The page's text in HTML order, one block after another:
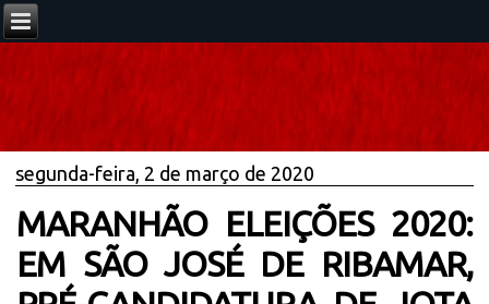
segunda-feira, 2 de março de 2020
MARANHÃO ELEIÇÕES 2020:
EM SÃO JOSÉ DE RIBAMAR,